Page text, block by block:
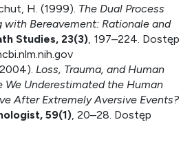
H. (1999). The Dual Process
with Bereavement: Rationale and
Studies, 23(3), 197–224. Dostęp
Loss, Trauma, and Human
We Underestimated the Human
After Extremely Aversive Events?
59(1), 20–28. Dostęp